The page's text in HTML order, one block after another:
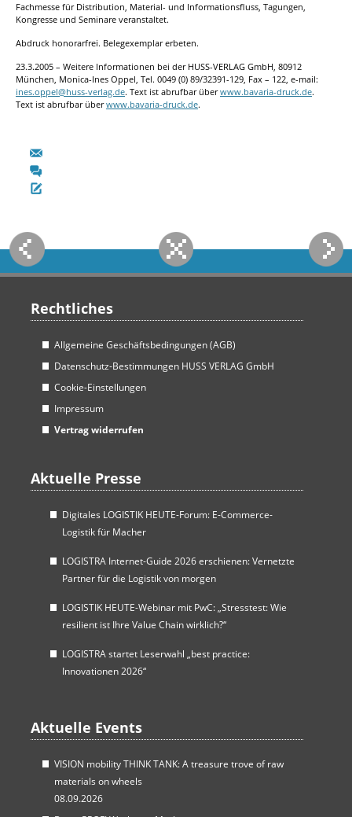
Fachmesse für Distribution, Material- und Informationsfluss, Tagungen,
Kongresse und Seminare veranstaltet.
Abdruck honorarfrei. Belegexemplar erbeten.
23.3.2005 – Weitere Informationen bei der HUSS-VERLAG GmbH, 80912
München, Monica-Ines Oppel, Tel. 0049 (0) 89/32391-129, Fax – 122, e-mail:
ines.oppel@huss-verlag.de. Text ist abrufbar überwww.bavaria-druck.de.
Text ist abrufbar überwww.bavaria-druck.de.
Rechtliches
Allgemeine Geschäftsbedingungen (AGB)
Datenschutz-Bestimmungen HUSS VERLAG GmbH
Cookie-Einstellungen
Impressum
Vertrag widerrufen
Aktuelle Presse
Digitales LOGISTIK HEUTE-Forum: E-Commerce-
Logistik für Macher
LOGISTRA Internet-Guide 2026 erschienen: Vernetzte
Partner für die Logistik von morgen
LOGISTIK HEUTE-Webinar mit PwC: „Stresstest: Wie
resilient ist Ihre Value Chain wirklich?“
LOGISTRA startet Leserwahl „best practice:
Innovationen 2026“
Aktuelle Events
VISION mobility THINK TANK: A treasure trove of raw
materials on wheels
08.09.2026